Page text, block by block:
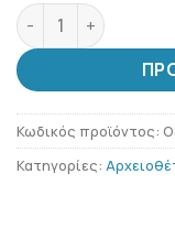
EFO Φάκελος με
Κωδικός προϊόντος:
Κατηγορίες: